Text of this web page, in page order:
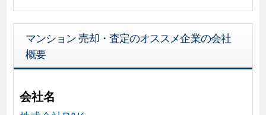
マンション 売却・査定のオススメ企業の会社
概要
会社名